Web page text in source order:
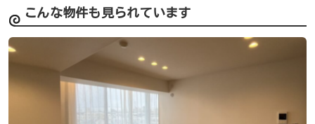
こんな物件も見られています